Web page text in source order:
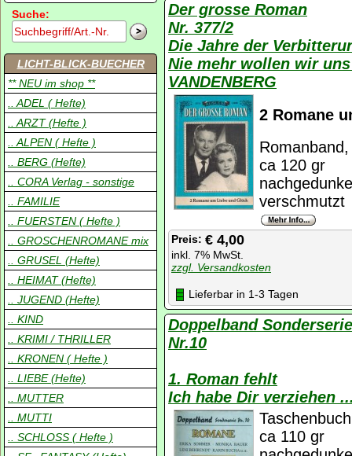
Suche:
LICHT-BLICK-BUECHER
** NEU im shop **
.. ADEL ( Hefte)
.. ARZT (Hefte )
.. ALPEN ( Hefte )
.. BERG (Hefte)
.. CORA Verlag - sonstige
.. FAMILIE
.. FUERSTEN ( Hefte )
.. GROSCHENROMANE mix
.. GRUSEL (Hefte)
.. HEIMAT (Hefte)
.. JUGEND (Hefte)
.. KIND
.. KRIMI / THRILLER
.. KRONEN ( Hefte )
.. LIEBE (Hefte)
.. MUTTER
.. MUTTI
.. SCHLOSS ( Hefte )
Der grosse Roman
Nr. 377/2
Die Jahre der
Nie mehr wollen wir
VANDENBERG
2 Romane
ca 120 gr
verschmutzt
Preis: € 4,00
inkl. 7% MwSt.
zzgl. Versandkosten
Lieferbar in 1-3 Tagen
Doppelband
Nr.10
1. Roman fehlt
Ich habe Dir verziehen
ca 110 gr